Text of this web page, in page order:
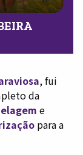
, fui
da
e
para a